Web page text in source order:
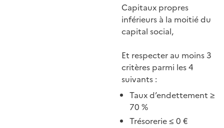
Capitaux propres
inférieurs à la moitié du
capital social,
Et respecter au moins 3
critères parmi les 4
suivants :
Taux d’endettement ≥
70 %
Trésorerie ≤ 0 €